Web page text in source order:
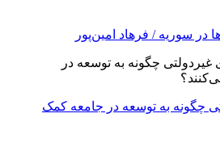
در سوریه / فرهاد امین‌پور
چگونه به توسعه در جامعه کمک